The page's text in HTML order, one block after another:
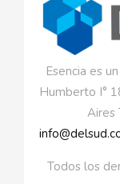
Esencia es
Humberto I°
Aires
Todos los